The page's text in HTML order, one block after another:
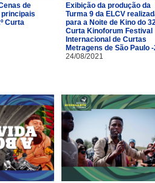
de
Curta
Exibição da produção da
Turma 9 da ELCV
para a Noite de Kino do
Curta Kinoforum Festival
Internacional de Curtas
Metragens de São Paulo
24/08/2021